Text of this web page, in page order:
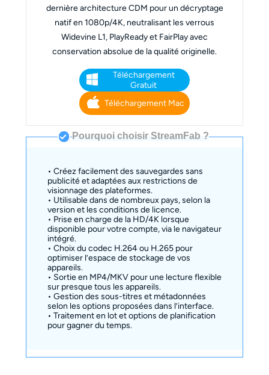
dernière architecture CDM pour un décryptage
natif en 1080p/4K, neutralisant les verrous
Widevine L1, PlayReady et FairPlay avec
conservation absolue de la qualité originelle.
Téléchargement
Gratuit
Téléchargement Mac
Pourquoi choisir StreamFab ?
• Créez facilement des sauvegardes sans
publicité et adaptées aux restrictions de
visionnage des plateformes.
• Utilisable dans de nombreux pays, selon la
version et les conditions de licence.
• Prise en charge de la HD/4K lorsque
disponible pour votre compte, via le navigateur
intégré.
• Choix du codec H.264 ou H.265 pour
optimiser l’espace de stockage de vos
appareils.
• Sortie en MP4/MKV pour une lecture flexible
sur presque tous les appareils.
• Gestion des sous-titres et métadonnées
selon les options proposées dans l’interface.
• Traitement en lot et options de planification
pour gagner du temps.